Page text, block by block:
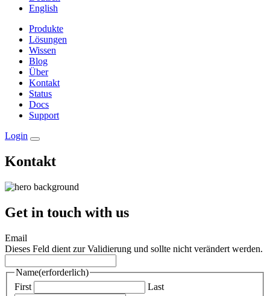
English
Produkte
Lösungen
Wissen
Blog
Über
Kontakt
Status
Docs
Support
Login
Kontakt
Get in touch with us
Email
Dieses Feld dient zur Validierung und sollte nicht verändert werden.
Name(erforderlich)
First
Last